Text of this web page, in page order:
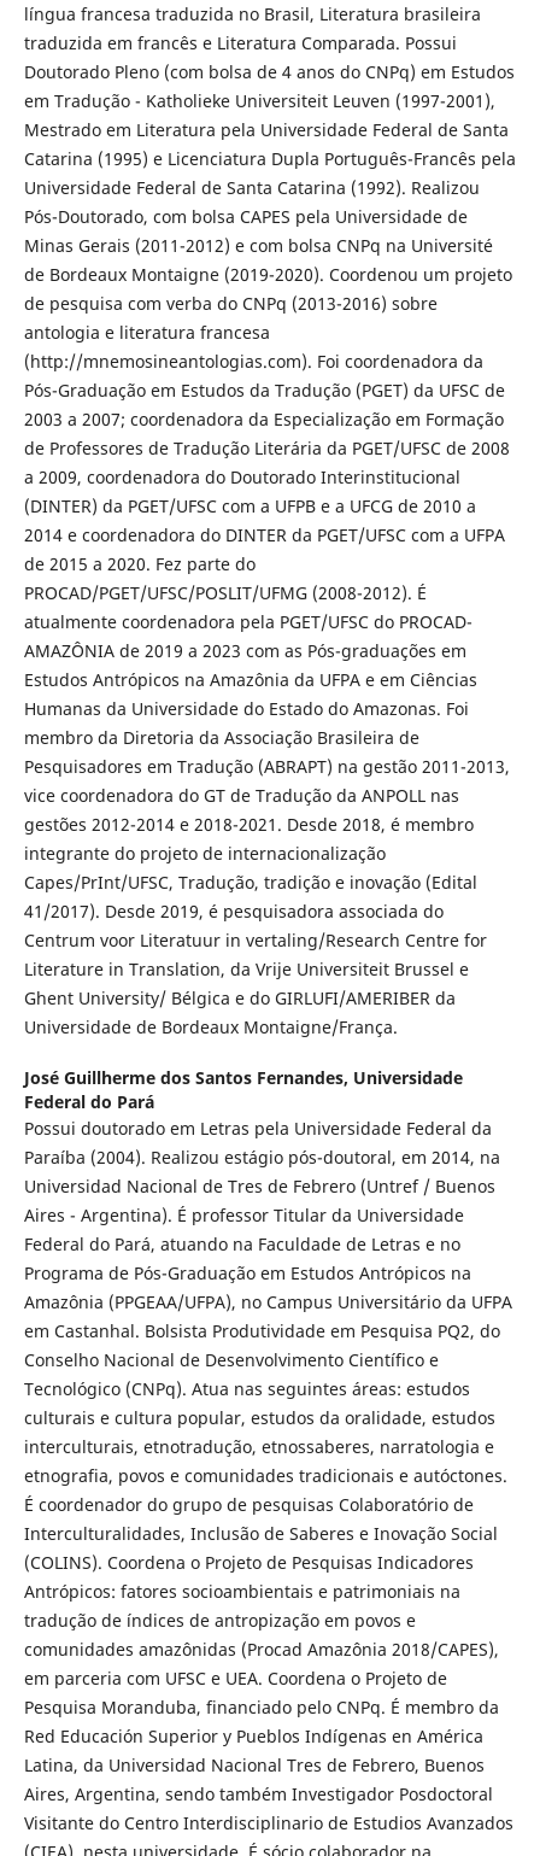
língua francesa traduzida no Brasil, Literatura brasileira
traduzida em francês e Literatura Comparada. Possui
Doutorado Pleno (com bolsa de 4 anos do CNPq) em Estudos
em Tradução - Katholieke Universiteit Leuven (1997-2001),
Mestrado em Literatura pela Universidade Federal de Santa
Catarina (1995) e Licenciatura Dupla Português-Francês pela
Universidade Federal de Santa Catarina (1992). Realizou
Pós-Doutorado, com bolsa CAPES pela Universidade de
Minas Gerais (2011-2012) e com bolsa CNPq na Université
de Bordeaux Montaigne (2019-2020). Coordenou um projeto
de pesquisa com verba do CNPq (2013-2016) sobre
antologia e literatura francesa
(http://mnemosineantologias.com). Foi coordenadora da
Pós-Graduação em Estudos da Tradução (PGET) da UFSC de
2003 a 2007; coordenadora da Especialização em Formação
de Professores de Tradução Literária da PGET/UFSC de 2008
a 2009, coordenadora do Doutorado Interinstitucional
(DINTER) da PGET/UFSC com a UFPB e a UFCG de 2010 a
2014 e coordenadora do DINTER da PGET/UFSC com a UFPA
de 2015 a 2020. Fez parte do
PROCAD/PGET/UFSC/POSLIT/UFMG (2008-2012). É
atualmente coordenadora pela PGET/UFSC do PROCAD-
AMAZÔNIA de 2019 a 2023 com as Pós-graduações em
Estudos Antrópicos na Amazônia da UFPA e em Ciências
Humanas da Universidade do Estado do Amazonas. Foi
membro da Diretoria da Associação Brasileira de
Pesquisadores em Tradução (ABRAPT) na gestão 2011-2013,
vice coordenadora do GT de Tradução da ANPOLL nas
gestões 2012-2014 e 2018-2021. Desde 2018, é membro
integrante do projeto de internacionalização
Capes/PrInt/UFSC, Tradução, tradição e inovação (Edital
41/2017). Desde 2019, é pesquisadora associada do
Centrum voor Literatuur in vertaling/Research Centre for
Literature in Translation, da Vrije Universiteit Brussel e
Ghent University/ Bélgica e do GIRLUFI/AMERIBER da
Universidade de Bordeaux Montaigne/França.
José Guillherme dos Santos Fernandes, Universidade
Federal do Pará
Possui doutorado em Letras pela Universidade Federal da
Paraíba (2004). Realizou estágio pós-doutoral, em 2014, na
Universidad Nacional de Tres de Febrero (Untref / Buenos
Aires - Argentina). É professor Titular da Universidade
Federal do Pará, atuando na Faculdade de Letras e no
Programa de Pós-Graduação em Estudos Antrópicos na
Amazônia (PPGEAA/UFPA), no Campus Universitário da UFPA
em Castanhal. Bolsista Produtividade em Pesquisa PQ2, do
Conselho Nacional de Desenvolvimento Científico e
Tecnológico (CNPq). Atua nas seguintes áreas: estudos
culturais e cultura popular, estudos da oralidade, estudos
interculturais, etnotradução, etnossaberes, narratologia e
etnografia, povos e comunidades tradicionais e autóctones.
É coordenador do grupo de pesquisas Colaboratório de
Interculturalidades, Inclusão de Saberes e Inovação Social
(COLINS). Coordena o Projeto de Pesquisas Indicadores
Antrópicos: fatores socioambientais e patrimoniais na
tradução de índices de antropização em povos e
comunidades amazônidas (Procad Amazônia 2018/CAPES),
em parceria com UFSC e UEA. Coordena o Projeto de
Pesquisa Moranduba, financiado pelo CNPq. É membro da
Red Educación Superior y Pueblos Indígenas en América
Latina, da Universidad Nacional Tres de Febrero, Buenos
Aires, Argentina, sendo também Investigador Posdoctoral
Visitante do Centro Interdisciplinario de Estudios Avanzados
(CIEA), nesta universidade. É sócio colaborador na